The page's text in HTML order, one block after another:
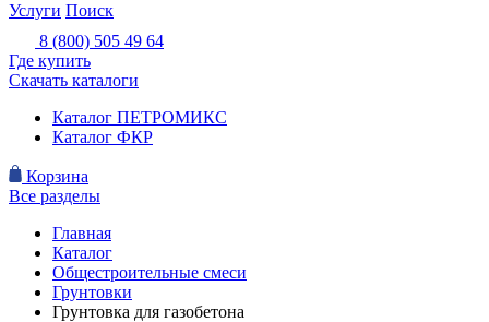
Услуги Поиск
8 (800) 505 49 64
Где купить
Скачать каталоги
Каталог ПЕТРОМИКС
Каталог ФКР
Корзина
Все разделы
Главная
Каталог
Общестроительные смеси
Грунтовки
Грунтовка для газобетона